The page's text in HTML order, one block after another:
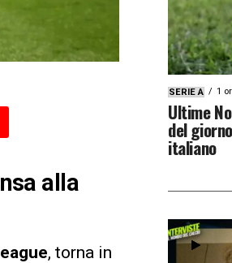
alla
, torna in
SERIE A 1
Ultime
del
italiano